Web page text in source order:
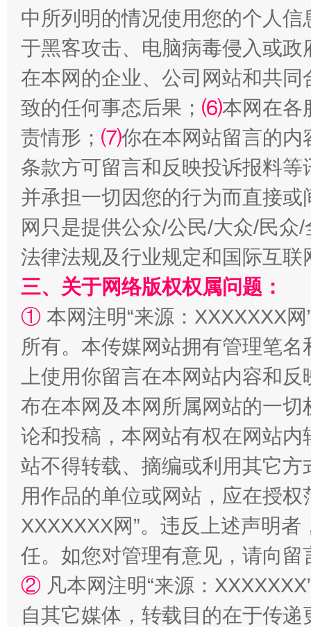
阿坝州三大球赛在茂县开幕 规模
国家大学科技园优化重塑工作
扯下公款旅游的“隐身衣” 如何以
中所列明的情况使用您的个人
于黑客攻击、电脑病毒侵入或
在本网的企业、公司网站和共
致的任何事态后果； ⑹本网在各
责情形； ⑺你在本网站留言的内
条款方可留言和反映投诉报料
并承担一切因您的行为而直接
网只是提供公众/公民/大众/民
法律法规及行业规定和国际互
三、关于网络版权权属问题：
① 本网注明“来源：XXXXXXX
所有。本传媒网站拥有管理笔
上使用你留言在本网站内容和
布在本网及本网所属网站的一
论和投稿，本网站有权在网站
站不得转载、摘编或利用其它
用作品的单位或网站，应在授
XXXXXXX网”。违反上述声明
任。如您对管理有意见，请向
② 凡本网注明“来源：
自其它媒体，转载目的在于传